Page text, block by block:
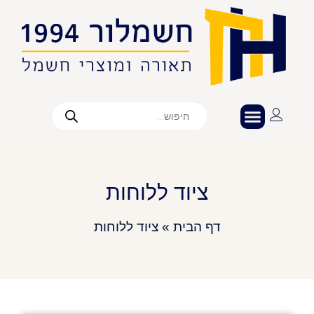
ציוד ללוחות
דף הבית »ציוד ללוחות